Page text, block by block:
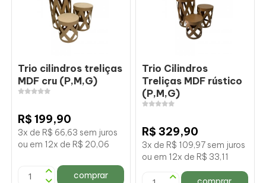
Trio cilindros treliças
MDF cru (P,M,G)
R$ 199,90
3x de R$ 66,63 sem juros
ou em 12x de R$ 20,06
comprar
Trio Cilindros
Treliças MDF rústico
(P,M,G)
R$ 329,90
3x de R$ 109,97 sem juros
ou em 12x de R$ 33,11